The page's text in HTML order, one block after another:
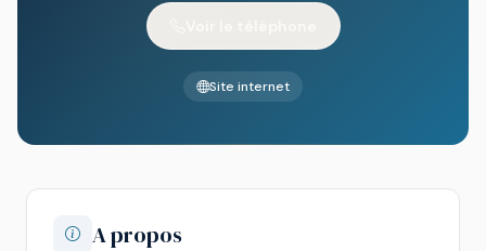
Site internet
A propos